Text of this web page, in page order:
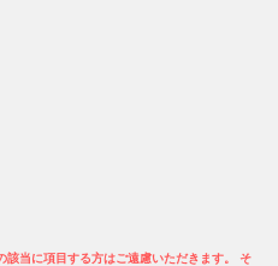
当に項目する方はご遠慮いただきます。 そ